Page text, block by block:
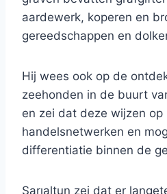
aardewerk, koperen en
gereedschappen en
Hij wees ook op de
zeehonden in de buurt
en zei dat deze wijzen
handelsnetwerken en
differentiatie binnen de
Sarıaltun zei dat er